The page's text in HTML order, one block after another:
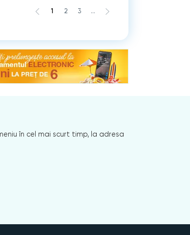
1 2 3 ...
în cel mai scurt timp, la adresa